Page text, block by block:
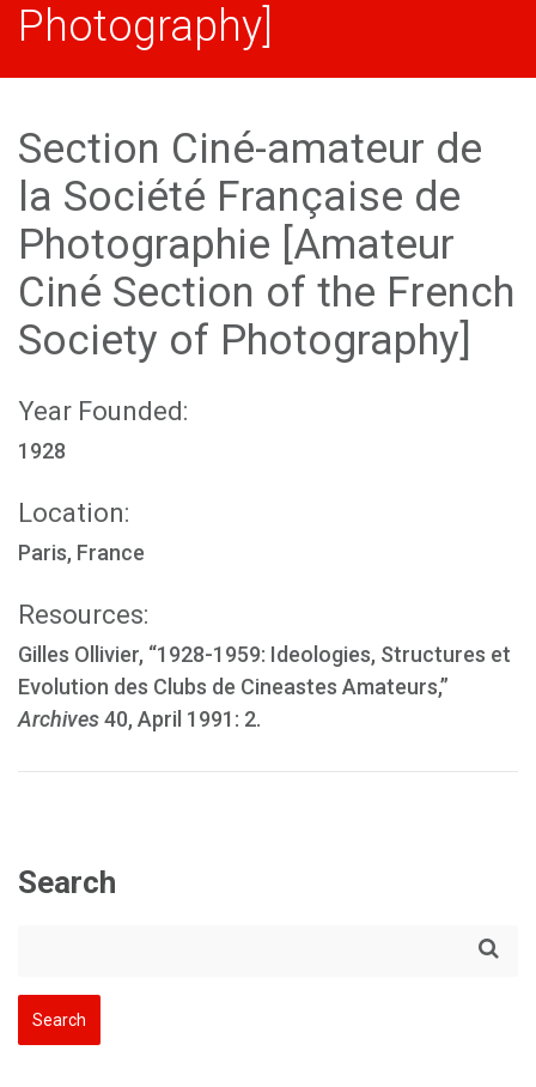
Photography]
Section Ciné-amateur de
la Société Française de
Photographie [Amateur
Ciné Section of the French
Society of Photography]
Year Founded:
1928
Location:
Paris, France
Resources:
Gilles Ollivier, “1928-1959: Ideologies, Structures et
Evolution des Clubs de Cineastes Amateurs,”
Archives40, April 1991: 2.
Search